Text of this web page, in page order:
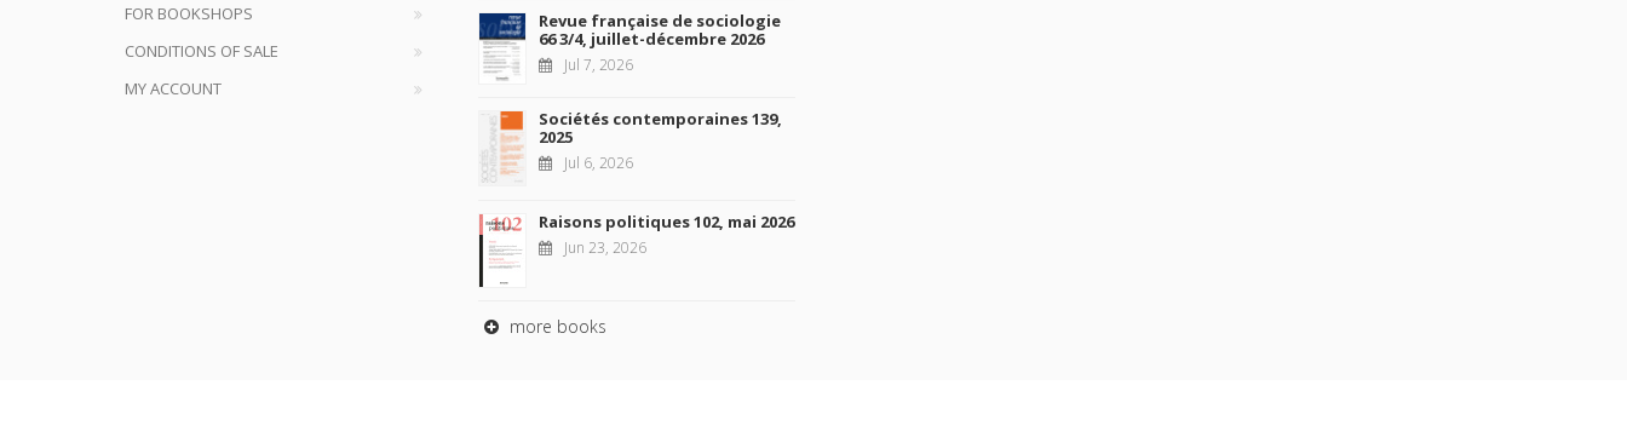
FOR BOOKSHOPS
CONDITIONS OF SALE
MY ACCOUNT
Revue française de sociologie
66 3/4, juillet-décembre 2026
Jul 7, 2026
Sociétés contemporaines 139,
2025
Jul 6, 2026
Raisons politiques 102, mai 2026
Jun 23, 2026
more books